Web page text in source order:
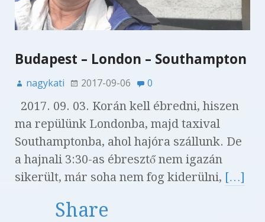
Budapest – London – Southampton
nagykati 2017-09-06 0
2017. 09. 03. Korán kell ébredni, hiszen
ma repülünk Londonba, majd taxival
Southamptonba, ahol hajóra szállunk. De
a hajnali 3:30-as ébresztő nem igazán
sikerült, már soha nem fog kiderülni, […]
Share